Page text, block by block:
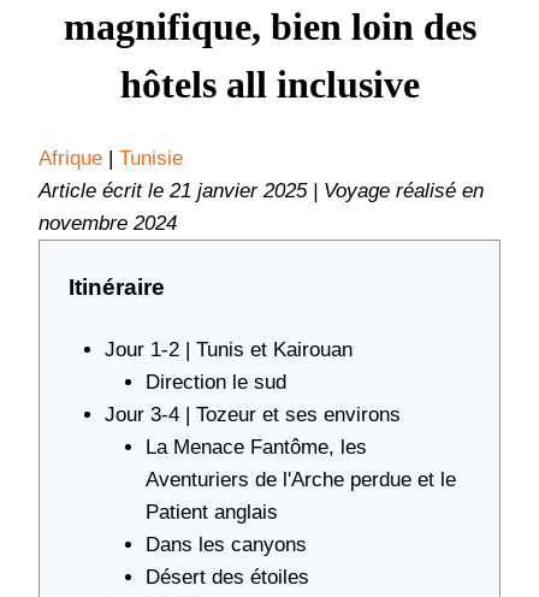
magnifique, bien loin des
hôtels all inclusive
Afrique
Tunisie
Article écrit le 21 janvier 2025 | Voyage réalisé en
novembre 2024
Itinéraire
Jour 1-2 | Tunis et Kairouan
Direction le sud
Jour 3-4 | Tozeur et ses environs
La Menace Fantôme, les
Aventuriers de l'Arche perdue et le
Patient anglais
Dans les canyons
Désert des étoiles